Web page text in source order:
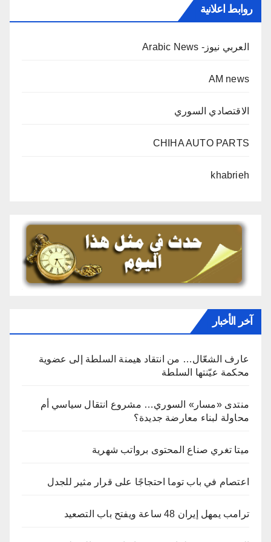
روابط اعلانية
العربي نيوز- Arabic News
AM news
الاقتصادي السوري
CHIHA AUTO PARTS
khabrieh
آخر الأخبار
عارف الشعّال… من انتقاد هيمنة السلطة إلى عضوية
محكمة عيّنتها السلطة
منتدى «مسار» السوري… مشروع انتقال سياسي أم
محاولة لبناء معارضة جديدة؟
ميتا تغري صناع المحتوى برواتب شهرية
اعتصام في باب توما احتجاجًا على قرار مثير للجدل
ترامب يمهل إيران 48 ساعة ويفتح باب التصعيد